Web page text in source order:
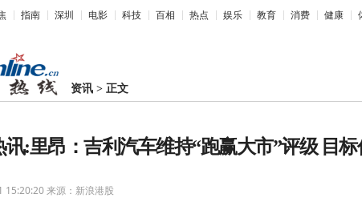
指南 深圳 电影 科技 百相 热点 娱乐 教育 消费 健康
资讯 >正文
讯:里昂：吉利汽车维持“跑赢大市”评级 目标
15:20:20来源：新浪港股